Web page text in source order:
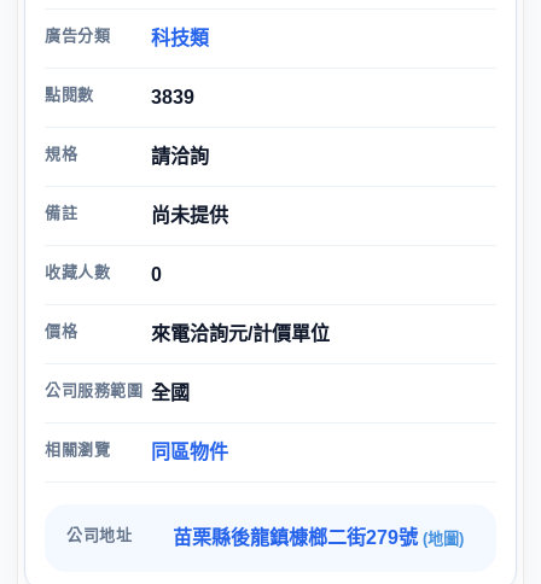
廣告分類 科技類
點閱數 3839
規格 請洽詢
備註 尚未提供
收藏人數 0
價格 來電洽詢元/計價單位
公司服務範圍 全國
相關瀏覽 同區物件
公司地址 苗栗縣後龍鎮槺榔二街279號 (地圖)